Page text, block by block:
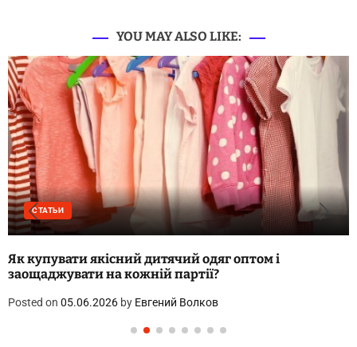
YOU MAY ALSO LIKE:
СТАТЬИ
Як купувати якісний дитячий одяг оптом і
заощаджувати на кожній партії?
Posted on 05.06.2026 by Евгений Волков